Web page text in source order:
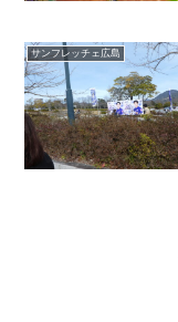
サンフレッチェ広島